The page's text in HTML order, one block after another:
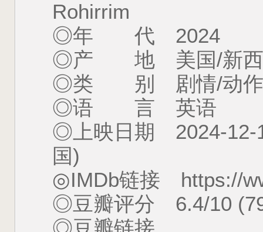
Rohirrim
◎年 代 2024
◎产 地 美国/新西
◎类 别 剧情/动作/
◎语 言 英语
◎上映日期 2024-12-
国)
◎IMDb链接 https://
◎豆瓣评分 6.4/10